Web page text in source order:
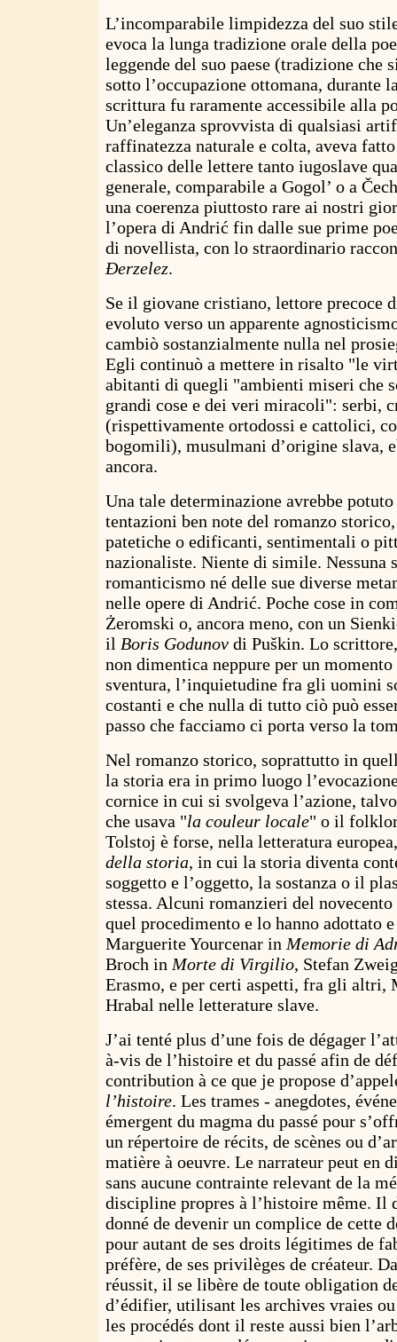
L’incomparabile limpidezza del suo
evoca la lunga tradizione orale della
leggende del suo paese (tradizione che
sotto l’occupazione ottomana, durante
scrittura fu raramente accessibile alla
Un’eleganza sprovvista di qualsiasi
raffinatezza naturale e colta, aveva
classico delle lettere tanto iugoslave
generale, comparabile a Gogol’ o a
una coerenza piuttosto rare ai nostri
l’opera di Andrić fin dalle sue prime
di novellista, con lo straordinario
Đerzelez.
Se il giovane cristiano, lettore precoce
evoluto verso un apparente
cambiò sostanzialmente nulla nel
Egli continuò a mettere in risalto "le
abitanti di quegli "ambienti miseri che
grandi cose e dei veri miracoli": serbi,
(rispettivamente ortodossi e cattolici,
bogomili), musulmani d’origine slava,
ancora.
Una tale determinazione avrebbe
tentazioni ben note del romanzo
patetiche o edificanti, sentimentali o
nazionaliste. Niente di simile. Nessuna
romanticismo né delle sue diverse
nelle opere di Andrić. Poche cose in
Żeromski o, ancora meno, con un
il Boris Godunov di Puškin. Lo
non dimentica neppure per un
sventura, l’inquietudine fra gli uomini
costanti e che nulla di tutto ciò può
passo che facciamo ci porta verso la
Nel romanzo storico, soprattutto in
la storia era in primo luogo
cornice in cui si svolgeva l’azione,
che usava "la couleur locale" o il
Tolstoj è forse, nella letteratura
della storia, in cui la storia diventa
soggetto e l’oggetto, la sostanza o il
stessa. Alcuni romanzieri del novecento
quel procedimento e lo hanno adottato
Marguerite Yourcenar in Memorie di
Broch in Morte di Virgilio, Stefan
Erasmo, e per certi aspetti, fra gli altri,
Hrabal nelle letterature slave.
J’ai tenté plus d’une fois de dégager
à-vis de l’histoire et du passé afin de
contribution à ce que je propose
l’histoire. Les trames - anegdotes,
émergent du magma du passé pour
un répertoire de récits, de scènes ou
matière à oeuvre. Le narrateur peut en
sans aucune contrainte relevant de la
discipline propres à l’histoire même. Il
donné de devenir un complice de cette
pour autant de ses droits légitimes de
préfère, de ses privilèges de créateur.
réussit, il se libère de toute obligation
d’édifier, utilisant les archives vraies
les procédés dont il reste aussi bien